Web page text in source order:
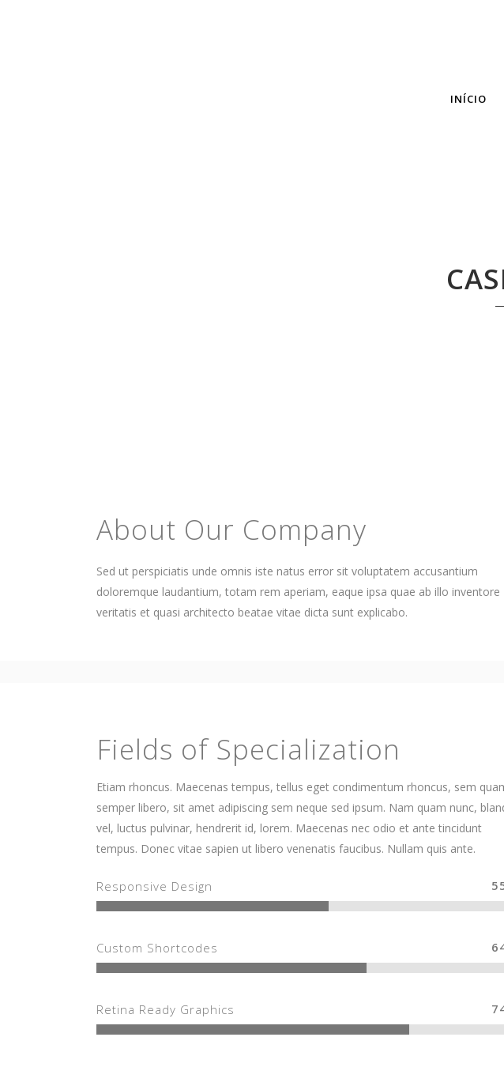
INÍCIO
About Our Company
Sed ut perspiciatis unde omnis iste natus error sit voluptatem accusantium
doloremque laudantium, totam rem aperiam, eaque ipsa quae ab illo inventore
veritatis et quasi architecto beatae vitae dicta sunt explicabo.
Fields of Specialization
Etiam rhoncus. Maecenas tempus, tellus eget condimentum rhoncus, sem
semper libero, sit amet adipiscing sem neque sed ipsum. Nam quam nunc,
vel, luctus pulvinar, hendrerit id, lorem. Maecenas nec odio et ante tincidunt
tempus. Donec vitae sapien ut libero venenatis faucibus. Nullam quis ante.
Responsive Design
Custom Shortcodes
Retina Ready Graphics